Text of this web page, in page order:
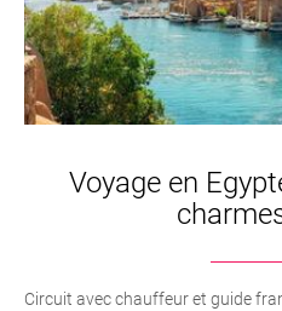
Voyage en
Circuit avec chauffeur et guide